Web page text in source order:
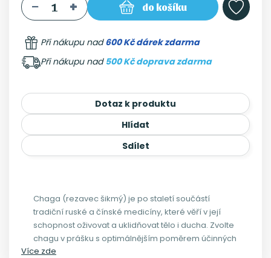
do košíku
Při nákupu nad600 Kč dárek zdarma
Při nákupu nad 500 Kč doprava zdarma
Dotaz k produktu
Hlídat
Sdílet
Chaga (rezavec šikmý) je po staletí součástí
tradiční ruské a čínské medicíny, které věří v její
schopnost oživovat a uklidňovat tělo i ducha. Zvolte
chagu v prášku s optimálnějším poměrem účinných
látek. Zde vámChagu nabízíme ve formě
Více zde